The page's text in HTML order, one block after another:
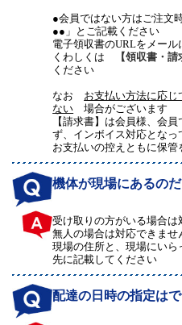
●会員ではない方はご注文
●●」とご記載ください
電子領収書のURLをメール
くわしくは
【領収書・
ください
なお お支払い方法に応
ない 場合がございます
【請求書】は会員様、会
ず、インボイス対応となっ
お支払いの控えともに保管
機体が現場にあるの
受け取りの方がいる場合は
無人の場合は対応できませ
現場の住所と、現場にい
先に記載してください
配達の日時の指定は